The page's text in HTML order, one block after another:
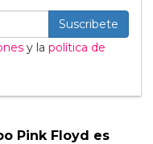
Suscribete
y la política de
Pink Floyd es